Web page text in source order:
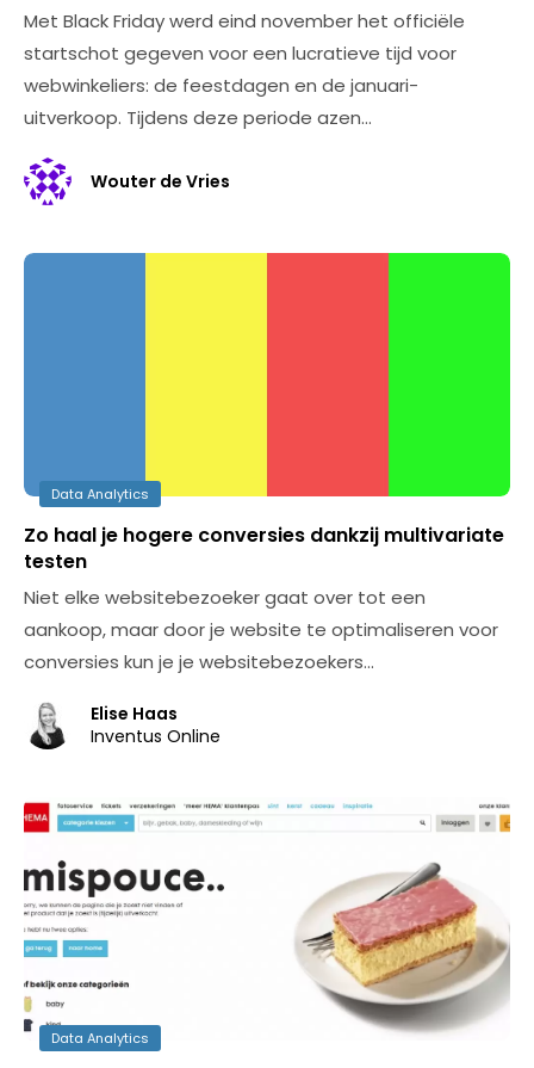
Met Black Friday werd eind november het officiële
startschot gegeven voor een lucratieve tijd voor
webwinkeliers: de feestdagen en de januari-
uitverkoop. Tijdens deze periode azen…
Wouter de Vries
Data Analytics
Zo haal je hogere conversies dankzij multivariate
testen
Niet elke websitebezoeker gaat over tot een
aankoop, maar door je website te optimaliseren voor
conversies kun je je websitebezoekers…
Elise Haas
Inventus Online
Data Analytics